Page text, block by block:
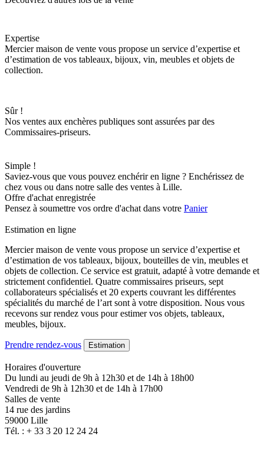
Expertise
Mercier maison de vente vous propose un service d’expertise et
d’estimation de vos tableaux, bijoux, vin, meubles et objets de
collection.
Sûr !
Nos ventes aux enchères publiques sont assurées par des
Commissaires-priseurs.
Simple !
Saviez-vous que vous pouvez enchérir en ligne ? Enchérissez de
chez vous ou dans notre salle des ventes à Lille.
Offre d'achat enregistrée
Pensez à soumettre vos ordre d'achat dans votre Panier
Estimation en ligne
Mercier maison de vente vous propose un service d’expertise et
d’estimation de vos tableaux, bijoux, bouteilles de vin, meubles et
objets de collection. Ce service est gratuit, adapté à votre demande et
strictement confidentiel. Quatre commissaires priseurs, sept
collaborateurs spécialisés et 20 experts couvrant les différentes
spécialités du marché de l’art sont à votre disposition. Nous vous
recevons sur rendez vous pour estimer vos objets, tableaux,
meubles, bijoux.
Prendre rendez-vous Estimation
Horaires d'ouverture
Du lundi au jeudi de 9h à 12h30 et de 14h à 18h00
Vendredi de 9h à 12h30 et de 14h à 17h00
Salles de vente
14 rue des jardins
59000 Lille
Tél. : + 33 3 20 12 24 24